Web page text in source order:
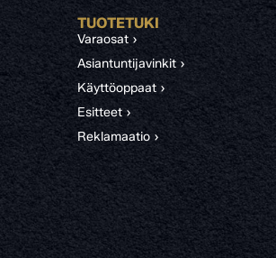
TUOTETUKI
Varaosat ›
Asiantuntijavinkit ›
Käyttöoppaat ›
Esitteet ›
Reklamaatio ›